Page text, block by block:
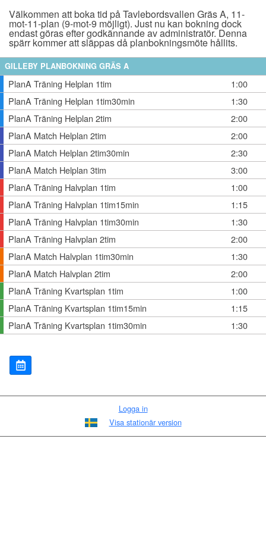
Välkommen att boka tid på Tavlebordsvallen Gräs A, 11-
mot-11-plan (9-mot-9 möjligt). Just nu kan bokning dock
endast göras efter godkännande av administratör. Denna
spärr kommer att släppas då planbokningsmöte hållits.
GILLEBY PLANBOKNING GRÄS A
PlanA Träning Helplan 1tim
1:00
PlanA Träning Helplan 1tim30min
1:30
PlanA Träning Helplan 2tim
2:00
PlanA Match Helplan 2tim
2:00
PlanA Match Helplan 2tim30min
2:30
PlanA Match Helplan 3tim
3:00
PlanA Träning Halvplan 1tim
1:00
PlanA Träning Halvplan 1tim15min
1:15
PlanA Träning Halvplan 1tim30min
1:30
PlanA Träning Halvplan 2tim
2:00
PlanA Match Halvplan 1tim30min
1:30
PlanA Match Halvplan 2tim
2:00
PlanA Träning Kvartsplan 1tim
1:00
PlanA Träning Kvartsplan 1tim15min
1:15
PlanA Träning Kvartsplan 1tim30min
1:30
Logga in
Visa stationär version